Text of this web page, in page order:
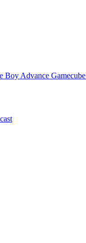
Boy Advance Gamecube